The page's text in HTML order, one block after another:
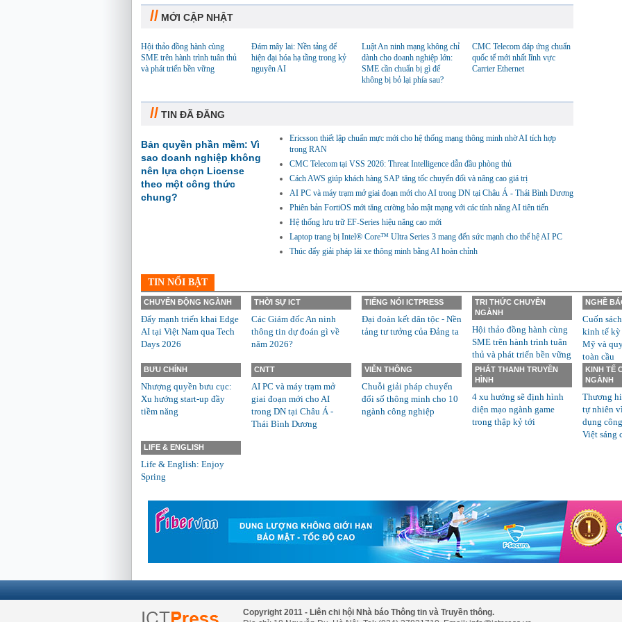
// MỚI CẬP NHẬT
Hội thảo đồng hành cùng
SME trên hành trình tuân thủ
và phát triển bền vững
Đám mây lai: Nền tảng để
hiện đại hóa hạ tầng trong kỷ
nguyên AI
Luật An ninh mạng không chỉ
dành cho doanh nghiệp lớn:
SME cần chuẩn bị gì để
không bị bỏ lại phía sau?
CMC Telecom đáp ứng chuẩn
quốc tế mới nhất lĩnh vực
Carrier Ethernet
// TIN ĐÃ ĐĂNG
Bản quyền phần mềm: Vì
sao doanh nghiệp không
nên lựa chọn License
theo một công thức
chung?
Ericsson thiết lập chuẩn mực mới cho hệ thống mạng thông minh nhờ AI tích hợp
trong RAN
CMC Telecom tại VSS 2026: Threat Intelligence dẫn đầu phòng thủ
Cách AWS giúp khách hàng SAP tăng tốc chuyển đổi và nâng cao giá trị
AI PC và máy trạm mở giai đoạn mới cho AI trong DN tại Châu Á - Thái Bình Dương
Phiên bản FortiOS mới tăng cường bảo mật mạng với các tính năng AI tiên tiến
Hệ thống lưu trữ EF-Series hiệu năng cao mới
Laptop trang bị Intel® Core™ Ultra Series 3 mang đến sức mạnh cho thế hệ AI PC
Thúc đẩy giải pháp lái xe thông minh bằng AI hoàn chỉnh
TIN NỔI BẬT
CHUYỂN ĐỘNG NGÀNH
Đẩy mạnh triển khai Edge
AI tại Việt Nam qua Tech
Days 2026
THỜI SỰ ICT
Các Giám đốc An ninh
thông tin dự đoán gì về
năm 2026?
TIẾNG NÓI ICTPRESS
Đại đoàn kết dân tộc - Nền
tảng tư tưởng của Đảng ta
TRI THỨC CHUYÊN
NGÀNH
Hội thảo đồng hành cùng
SME trên hành trình tuân
thủ và phát triển bền vững
NGHỀ
Cuốn
kinh tế
Mỹ và
toàn cầu
BƯU CHÍNH
Nhượng quyền bưu cục:
Xu hướng start-up đầy
tiềm năng
CNTT
AI PC và máy trạm mở
giai đoạn mới cho AI
trong DN tại Châu Á -
Thái Bình Dương
VIỄN THÔNG
Chuỗi giải pháp chuyển
đổi số thông minh cho 10
ngành công nghiệp
PHÁT THANH TRUYỀN
HÌNH
4 xu hướng sẽ định hình
diện mạo ngành game
trong thập kỷ tới
KINH TẾ
NGÀNH
Thương
tự nhiên
dụng
Việt sáng
LIFE & ENGLISH
Life & English: Enjoy
Spring
Copyright 2011 - Liên chi hội Nhà báo Thông tin và Truyền thông.